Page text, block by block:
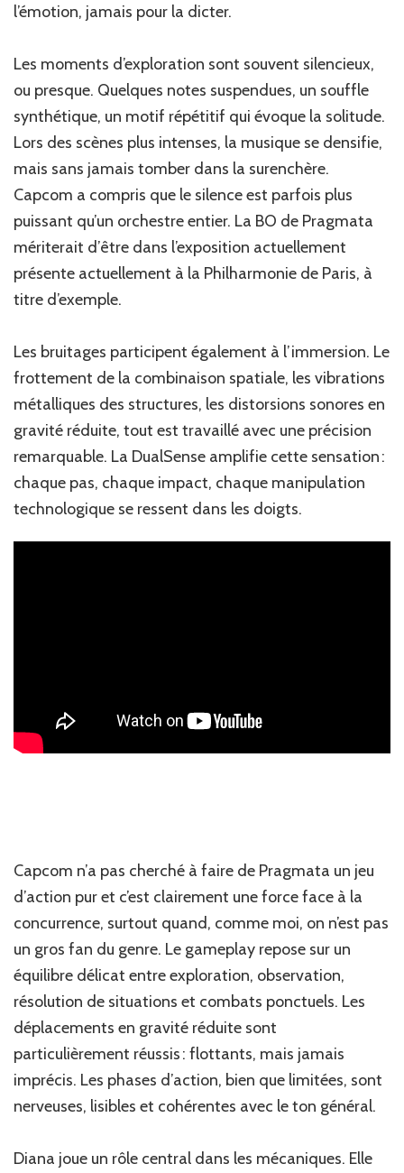
l’émotion, jamais pour la dicter.
Les moments d’exploration sont souvent silencieux,
ou presque. Quelques notes suspendues, un souffle
synthétique, un motif répétitif qui évoque la solitude.
Lors des scènes plus intenses, la musique se densifie,
mais sans jamais tomber dans la surenchère.
Capcom a compris que le silence est parfois plus
puissant qu’un orchestre entier. La BO de Pragmata
mériterait d’être dans l’exposition actuellement
présente actuellement à la Philharmonie de Paris, à
titre d’exemple.
Les bruitages participent également à l’immersion. Le
frottement de la combinaison spatiale, les vibrations
métalliques des structures, les distorsions sonores en
gravité réduite, tout est travaillé avec une précision
remarquable. La DualSense amplifie cette sensation :
chaque pas, chaque impact, chaque manipulation
technologique se ressent dans les doigts.
Capcom n’a pas cherché à faire de Pragmata un jeu
d’action pur et c’est clairement une force face à la
concurrence, surtout quand, comme moi, on n’est pas
un gros fan du genre. Le gameplay repose sur un
équilibre délicat entre exploration, observation,
résolution de situations et combats ponctuels. Les
déplacements en gravité réduite sont
particulièrement réussis : flottants, mais jamais
imprécis. Les phases d’action, bien que limitées, sont
nerveuses, lisibles et cohérentes avec le ton général.
Diana joue un rôle central dans les mécaniques. Elle